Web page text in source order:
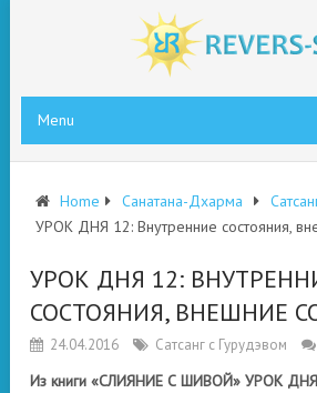
Menu
Home Санатана-Дхарма
УРОК ДНЯ 12: Внутренние состояния,
УРОК ДНЯ 12:
СОСТОЯНИЯ, ВНЕШНИЕ
24.04.2016 Сатсанг с Гурудэвом
Из книги «СЛИЯНИЕ С ШИВОЙ» УРОК ДНЯ